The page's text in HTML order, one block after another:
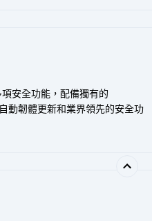
安全功能，配備獨有的
動韌體更新和業界領先的安全功